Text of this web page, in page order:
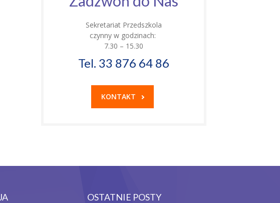
Sekretariat Przedszkola
czynny w godzinach:
7.30 – 15.30
Tel. 33 876 64 86
KONTAKT
OSTATNIE POSTY